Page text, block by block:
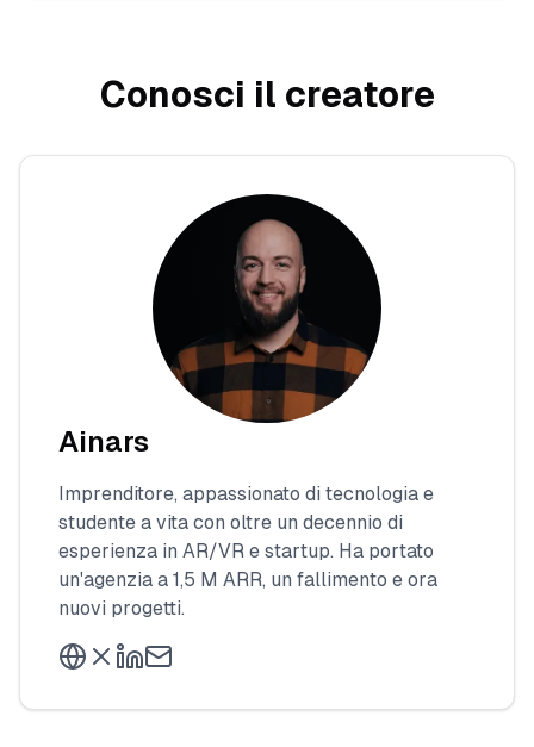
Conosci il creatore
Ainars
Imprenditore, appassionato di tecnologia e
studente a vita con oltre un decennio di
esperienza in AR/VR e startup. Ha portato
un'agenzia a 1,5 M ARR, un fallimento e ora
nuovi progetti.